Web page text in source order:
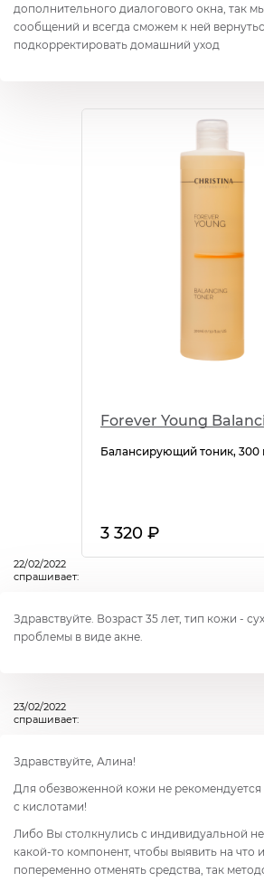
дополнительного диалогового окна, так
сообщений и всегда сможем к ней
подкорректировать домашний уход
Балансирующий тоник, 300
3 320 ₽
22/02/2022
спрашивает:
Здравствуйте. Возраст 35 лет, тип кожи -
проблемы в виде акне.
23/02/2022
спрашивает:
Здравствуйте, Алина!
Для обезвоженной кожи не рекомендуется
с кислотами!
Либо Вы столкнулись с индивидуальной
какой-то компонент, чтобы выявить на что
попеременно отменять средства, так